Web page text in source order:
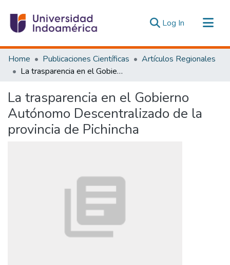
Log In (current)
Communities & Collections
All of DSpace
Estadísticas Externas
Home Publicaciones Científicas
Artículos Regionales
La trasparencia en el Gobierno Autónomo Descentralizado de la provincia de Pichincha
La trasparencia en el Gobierno
Autónomo Descentralizado de la
provincia de Pichincha